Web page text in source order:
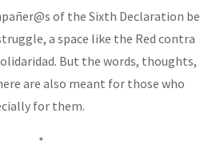
of the Sixth Declaration be
a space like the Red contra
But the words, thoughts,
are also meant for those who
for them.